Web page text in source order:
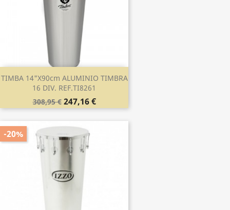
TIMBA 14"x90cm ALUMINIO TIMBRA
16 DIV. REF.TI8261
308,95 € 247,16 €
-20%